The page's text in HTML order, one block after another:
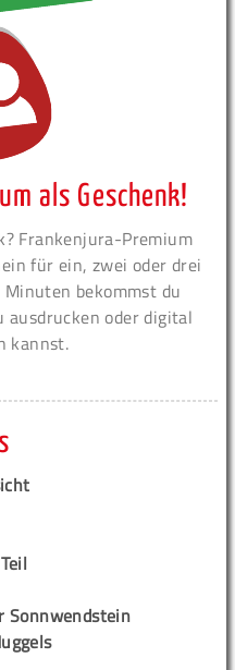
als Geschenk!
Frankenjura-Premium
für ein, zwei oder drei
bekommst du
ausdrucken oder digital
kannst.
Sonnwendstein